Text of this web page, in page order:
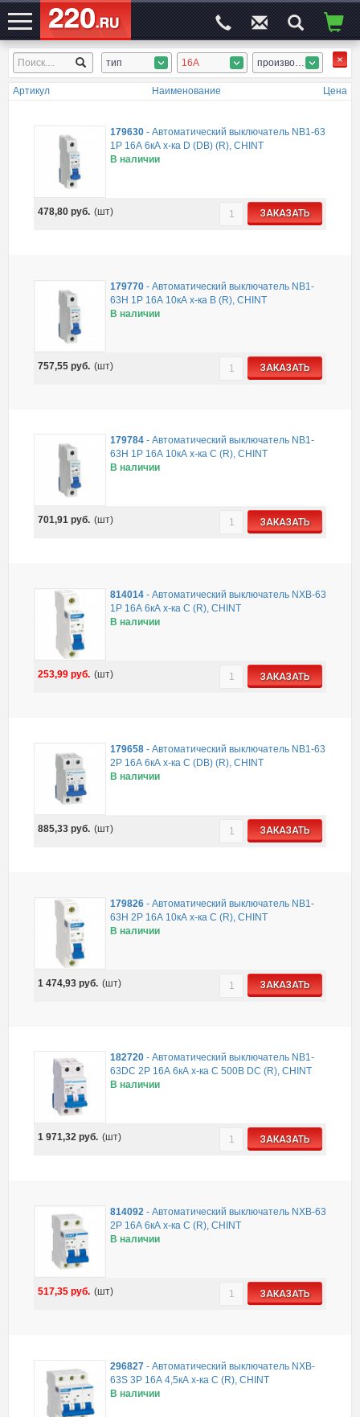
ЭЛЕКТРОСАЙТ№1 тип 16А производитель
Артикул Наименование Цена
179630- Автоматический выключатель NB1-63
1P 16А 6кА х-ка D (DB) (R), CHINT
В наличии
478,80 руб. (шт) ЗАКАЗАТЬ
179770- Автоматический выключатель NB1-
63H 1P 16А 10кА х-ка B (R), CHINT
В наличии
757,55 руб. (шт) ЗАКАЗАТЬ
179784- Автоматический выключатель NB1-
63H 1P 16А 10кА х-ка C (R), CHINT
В наличии
701,91 руб. (шт) ЗАКАЗАТЬ
814014- Автоматический выключатель NXB-63
1P 16А 6кА х-ка C (R), CHINT
В наличии
253,99 руб. (шт) ЗАКАЗАТЬ
179658- Автоматический выключатель NB1-63
2P 16А 6кА х-ка C (DB) (R), CHINT
В наличии
885,33 руб. (шт) ЗАКАЗАТЬ
179826- Автоматический выключатель NB1-
63H 2P 16А 10кА х-ка C (R), CHINT
В наличии
1 474,93 руб. (шт) ЗАКАЗАТЬ
182720- Автоматический выключатель NB1-
63DC 2P 16А 6кА х-ка C 500В DC (R), CHINT
В наличии
1 971,32 руб. (шт) ЗАКАЗАТЬ
814092- Автоматический выключатель NXB-63
2P 16А 6кА х-ка C (R), CHINT
В наличии
517,35 руб. (шт) ЗАКАЗАТЬ
296827- Автоматический выключатель NXB-
63S 3P 16А 4,5кА х-ка C (R), CHINT
В наличии